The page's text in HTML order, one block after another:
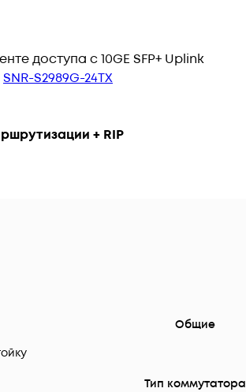
доступа с 10GE SFP+ Uplink
SNR-S2989G-24TX
+ RIP
Общие
Тип коммутатора